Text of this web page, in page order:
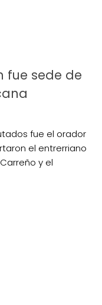
fue sede de
fue el orador
el entrerriano
y el